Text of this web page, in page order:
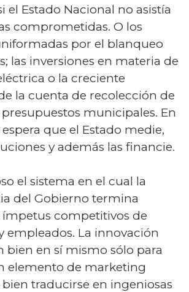
el Estado Nacional no asistía
comprometidas. O los
por el blanqueo
las inversiones en materia de
o la creciente
la cuenta de recolección de
municipales. En
que el Estado medie,
y además las financie.
el sistema en el cual la
del Gobierno termina
ímpetus competitivos de
empleados. La innovación
bien en sí mismo sólo para
elemento de marketing
traducirse en ingeniosas